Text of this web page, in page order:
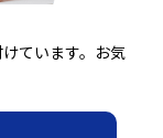
ています。お気